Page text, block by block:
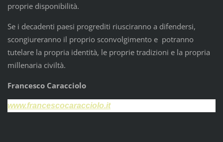
proprie disponibilità.
Se i decadenti paesi progrediti riusciranno a difendersi,
scongiureranno il proprio sconvolgimento e potranno
tutelare la propria identità, le proprie tradizioni e la propria
millenaria civiltà.
Francesco Caracciolo
www.francescocaracciolo.it